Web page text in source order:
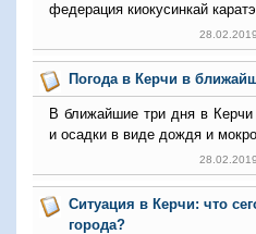
федерация киокусинкай
Погода в Керчи в
В ближайшие три дня в
и осадки в виде дождя и
Ситуация в Керчи: что
города?